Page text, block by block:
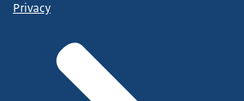
Privacy